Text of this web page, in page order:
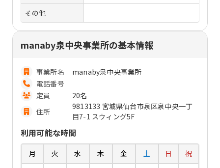
その他
manaby泉中央事業所の基本情報
事業所名
manaby泉中央事業所
電話番号
定員
20名
住所
9813133 宮城県仙台市泉区泉中央一丁
目7-1 スウィング5F
利用可能な時間
月 火 水 木 金 土 日
祝